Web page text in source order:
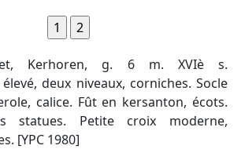
Kerhoren, g. 6 m. XVIè s.
deux niveaux, corniches. Socle
calice. Fût en kersanton, écots.
statues. Petite croix moderne,
[YPC 1980]